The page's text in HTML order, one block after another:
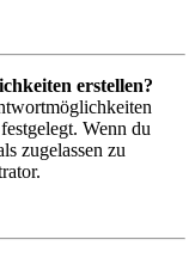
erstellen?
Wenn du
zugelassen zu